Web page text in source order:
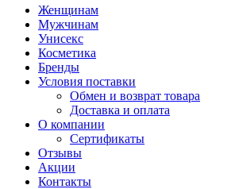
Женщинам
Мужчинам
Унисекс
Косметика
Бренды
Условия поставки
Обмен и возврат товара
Доставка и оплата
О компании
Сертификаты
Отзывы
Акции
Контакты